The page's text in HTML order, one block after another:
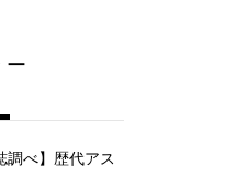
調べ】歴代アス